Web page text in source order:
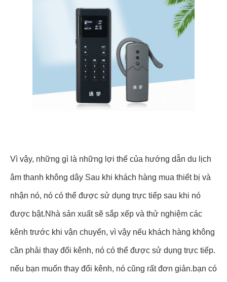
Vì vậy, những gì là những lợi thế của hướng dẫn du lịch
âm thanh không dây Sau khi khách hàng mua thiết bị và
nhận nó, nó có thể được sử dụng trực tiếp sau khi nó
được bật.Nhà sản xuất sẽ sắp xếp và thử nghiệm các
kênh trước khi vận chuyển, vì vậy nếu khách hàng không
cần phải thay đổi kênh, nó có thể được sử dụng trực tiếp.
nếu bạn muốn thay đổi kênh, nó cũng rất đơn giản.bạn có